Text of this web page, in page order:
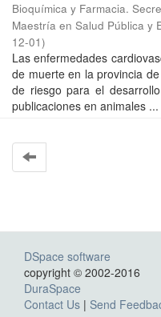
Bioquímica y Farmacia.
Maestría en Salud Pública y
12-01)
Las enfermedades
de muerte en la provincia
de riesgo para el
publicaciones en animales ...
DSpace software
copyright © 2002-2016
DuraSpace
Contact Us | Send